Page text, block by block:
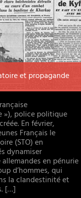
et propagande
»), police politique
En février,
Français le
(STO) en
dynamiser
en pénurie
d’hommes, qui
la clandestinité et
[…]